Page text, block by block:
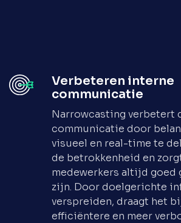
Verbeteren interne
communicatie
Narrowcasting verbetert
communicatie door
visueel en real-time te
de betrokkenheid en
medewerkers altijd goed
zijn. Door doelgerichte
verspreiden, draagt het
efficiëntere en meer